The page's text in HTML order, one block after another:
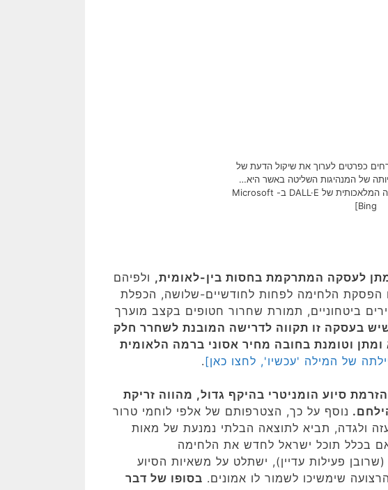
כפרטים לערוך את שיקול הדעת של
של המנהיגות השליטה באשר היא…
התמונה עובדה במערכת הבינה המלאכותית של DALL·E ב- Microsoft
Bing]
לעסקה המתרקמת בחסות בין-לאומית, ולפיהם
הפסקת הלחימה לפחות לחודשיים-שלושה, הכפלת
ביטחוניים, תמורת שחרור חטופים בקצב מוערך
שיש בעסקה זו תקווה לדרישה המובנת לשחרר חלק
וטומנת בחובה מחיר אסוני ברמה הלאומית
של המילה 'עכשיו', לחצו כאן].
סיוע הומניטרי בהיקף גדול, מהווה זריקת
נוסף על כך, הצטרפותם של אלפי לוחמי טרור
ולגדה, תביא לתוצאה הבלתי נמנעת של מאות
אם בכלל תוכל ישראל לחדש את הלחימה
פעילות עדיין), ישתלט על משאיות הסיוע
שימשיכו לשמור לו אמונים. בסופו של דבר